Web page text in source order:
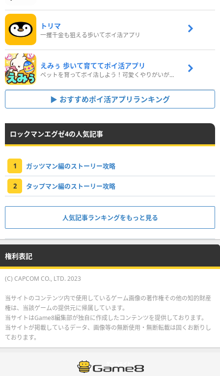
トリマ
一攫千金も狙える歩いてポイ活アプリ
えみぅ 歩いて育ててポイ活アプリ
ペットを育ってポイ活しよう！可愛くやりがいがある新感覚アプリ
おすすめポイ活アプリランキング
ロックマンエグゼ4の人気記事
1 ガッツマン編のストーリー攻略
2 タップマン編のストーリー攻略
人気記事ランキングをもっと見る
権利表記
(C) CAPCOM CO., LTD. 2023
当サイトのコンテンツ内で使用しているゲーム画像の著作権その他の知的財産
権は、当該ゲームの提供元に帰属しています。
当サイトはGame8編集部が独自に作成したコンテンツを提供しております。
当サイトが掲載しているデータ、画像等の無断使用・無断転載は固くお断りし
ております。